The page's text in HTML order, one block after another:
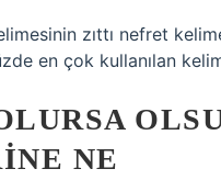
zıttı nefret
en çok kullanılan
NE